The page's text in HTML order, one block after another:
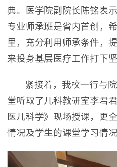
典。医学院副院长陈铭表
专业师承班是省内首创，
里，充分利用师承条件，
来投身基层医疗工作打下坚
紧接着，我校一行与
堂听取了儿科教研室李君
医儿科学》现场授课，更
情况及学生的课堂学习情况